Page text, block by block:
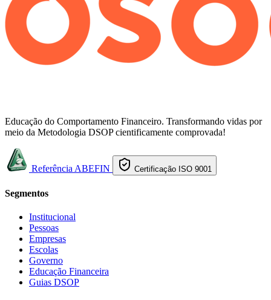
Educação do Comportamento Financeiro. Transformando vidas por
meio da Metodologia DSOP cientificamente comprovada!
Referência ABEFIN Certificação ISO 9001
Segmentos
Institucional
Pessoas
Empresas
Escolas
Governo
Educação Financeira
Guias DSOP